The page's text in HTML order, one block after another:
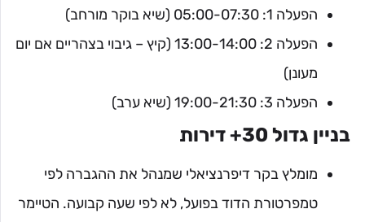
הפעלה 1: 05:00-07:30 (שיא בוקר מורחב)
הפעלה 2: 13:00-14:00 (קיץ – גיבוי בצהריים אם יום
מעונן)
הפעלה 3: 19:00-21:30 (שיא ערב)
בניין גדול 30+ דירות
מומלץ בקר דיפרנציאלי שמנהל את ההגברה לפי
טמפרטורת הדוד בפועל, לא לפי שעה קבועה. הטיימר